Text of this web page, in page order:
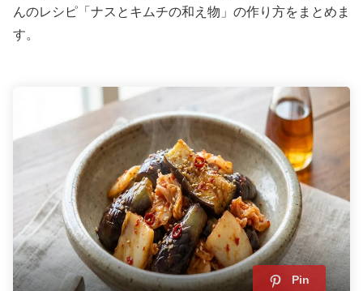
んのレシピ「ナスとキムチの和え物」の作り方をまとめま
す。
Pin